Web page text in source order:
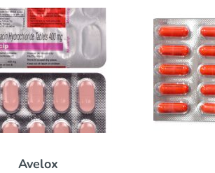
Avelox